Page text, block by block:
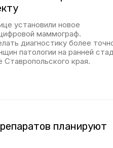
установили новое
маммограф.
диагностику более
патологии на ранней
края.
планируют